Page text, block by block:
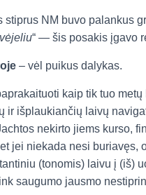
stiprus NM buvo palankus
“ — šis posakis įgavo
– vėl puikus dalykas.
kaip tik tuo metų
ir išplaukiančių laivų
nekirto jiems kurso,
jei niekada nesi buriavęs,
(tonomis) laivu į (iš)
saugumo jausmo